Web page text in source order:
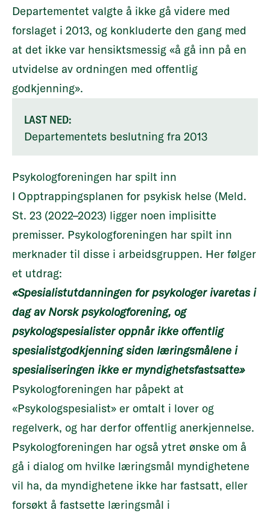
Departementet valgte å ikke gå videre med
forslaget i 2013, og konkluderte den gang med
at det ikke var hensiktsmessig «å gå inn på en
utvidelse av ordningen med offentlig
godkjenning».
LAST NED:
Departementets beslutning fra 2013
Psykologforeningen har spilt inn
I Opptrappingsplanen for psykisk helse (Meld.
St. 23 (2022–2023) ligger noen implisitte
premisser. Psykologforeningen har spilt inn
merknader til disse i arbeidsgruppen. Her følger
et utdrag:
«Spesialistutdanningen for psykologer ivaretas i
dag av Norsk psykologforening, og
psykologspesialister oppnår ikke offentlig
spesialistgodkjenning siden læringsmålene i
spesialiseringen ikke er myndighetsfastsatte»
Psykologforeningen har påpekt at
«Psykologspesialist» er omtalt i lover og
regelverk, og har derfor offentlig anerkjennelse.
Psykologforeningen har også ytret ønske om å
gå i dialog om hvilke læringsmål myndighetene
vil ha, da myndighetene ikke har fastsatt, eller
forsøkt å fastsette læringsmål i